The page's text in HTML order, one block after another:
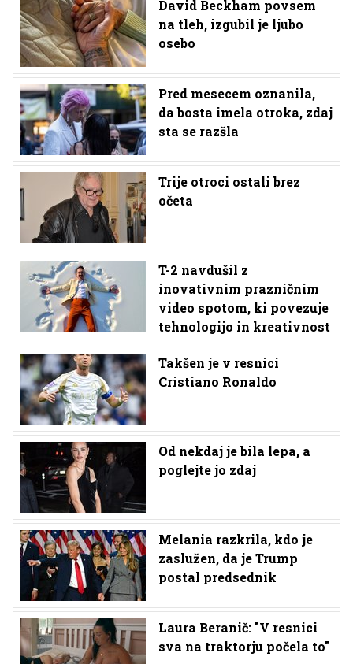
David Beckham povsem
na tleh, izgubil je ljubo
osebo
Pred mesecem oznanila,
da bosta imela otroka, zdaj
sta se razšla
Trije otroci ostali brez
očeta
T-2 navdušil z
inovativnim prazničnim
video spotom, ki povezuje
tehnologijo in kreativnost
Takšen je v resnici
Cristiano Ronaldo
Od nekdaj je bila lepa, a
poglejte jo zdaj
Melania razkrila, kdo je
zaslužen, da je Trump
postal predsednik
Laura Beranič: "V resnici
sva na traktorju počela to"